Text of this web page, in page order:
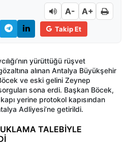
A- A+
Takip Et
yürüttüğü rüşvet
alınan Antalya Büyükşehir
ve eski gelini Zeynep
sona erdi. Başkan Böcek,
yerine protokol kapısından
Adliyesi’ne getirildi.
TALEBİYLE